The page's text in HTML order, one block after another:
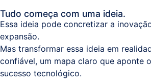
Resolução
Alternativa
de
Litígios
Tudo começa com uma ideia.
Essa ideia pode concretizar a
expansão.
Mas transformar essa ideia em
confiável, um mapa claro que aponte
sucesso tecnológico.